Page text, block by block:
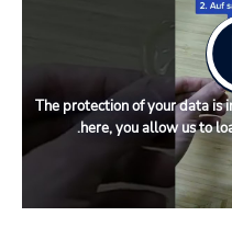
The protection of your data is
here, you allow us to